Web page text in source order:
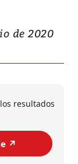
de 2020
resultados
↗️